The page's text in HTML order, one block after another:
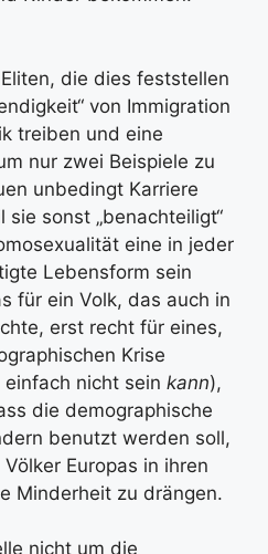
die dies feststellen
von Immigration
treiben und eine
nur zwei Beispiele zu
unbedingt Karriere
sonst „benachteiligt“
eine in jeder
Lebensform sein
für ein Volk, das auch in
erst recht für eines,
Krise
nicht sein kann),
die demographische
benutzt werden soll,
Europas in ihren
Minderheit zu drängen.
nicht um die